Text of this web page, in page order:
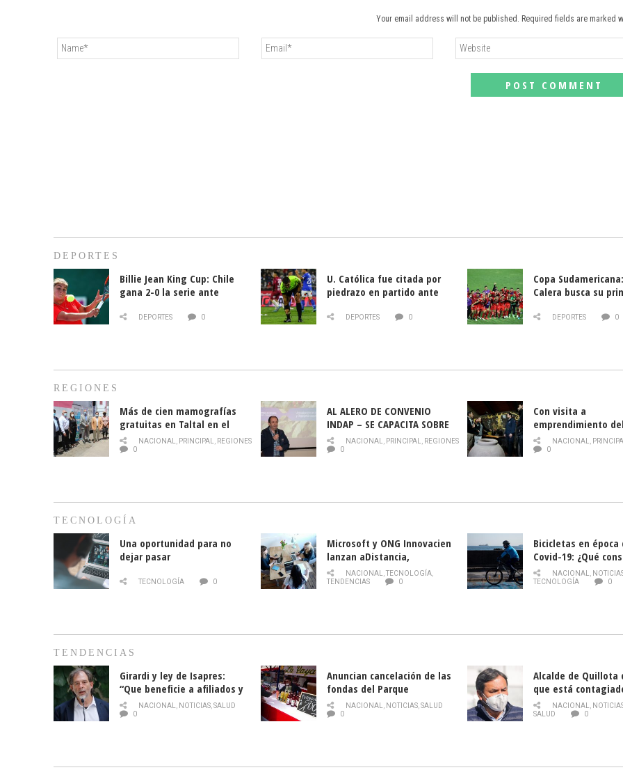
Your email address will not be published. Required fields are marked
DEPORTES
Billie Jean King Cup: Chile
gana 2-0 la serie ante
DEPORTES 0
U. Católica fue citada por
piedrazo en partido ante
DEPORTES 0
Copa
Calera busca su
DEPORTES 0
REGIONES
Más de cien mamografías
gratuitas en Taltal en el
mes de la prevención del
cáncer de mama
NACIONAL, PRINCIPAL, REGIONES
0
AL ALERO DE CONVENIO
INDAP – SE CAPACITA SOBRE
PLAGA DROSOPHILA SUZUKII
NACIONAL, PRINCIPAL, REGIONES
0
Con visita a
emprendimiento
y llamado al
historia campesina
NACIONAL,
0
TECNOLOGÍA
Una oportunidad para no
dejar pasar
TECNOLOGÍA 0
Microsoft y ONG Innovacien
lanzan aDistancia,
plataforma con cursos
gratuitos online sobre
NACIONAL,TECNOLOGÍA,
TENDENCIAS
0
Bicicletas en época
Covid-19: ¿Qué
momento de
NACIONAL,
TECNOLOGÍA
0
TENDENCIAS
Girardi y ley de Isapres:
“Que beneficie a afiliados y
no legalice el abuso”
NACIONAL, NOTICIAS,SALUD
0
Anuncian cancelación de las
fondas del Parque
O’Higgins debido al
coronavirus
NACIONAL, NOTICIAS,SALUD
0
Alcalde de Quillota
que está
COVID-19
NACIONAL,
SALUD
0